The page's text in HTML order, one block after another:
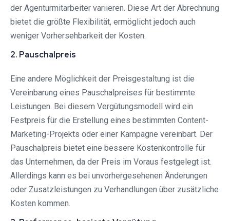
der Agenturmitarbeiter variieren. Diese Art der Abrechnung
bietet die größte Flexibilität, ermöglicht jedoch auch
weniger Vorhersehbarkeit der Kosten.
2. Pauschalpreis
Eine andere Möglichkeit der Preisgestaltung ist die
Vereinbarung eines Pauschalpreises für bestimmte
Leistungen. Bei diesem Vergütungsmodell wird ein
Festpreis für die Erstellung eines bestimmten Content-
Marketing-Projekts oder einer Kampagne vereinbart. Der
Pauschalpreis bietet eine bessere Kostenkontrolle für
das Unternehmen, da der Preis im Voraus festgelegt ist.
Allerdings kann es bei unvorhergesehenen Änderungen
oder Zusatzleistungen zu Verhandlungen über zusätzliche
Kosten kommen.